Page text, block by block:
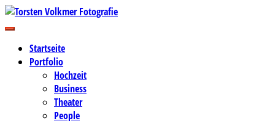
Zum
Inhalt
Torsten Volkmer Fotografie
Business-, Portrait- und Hochzeitsfotografie
Startseite
Portfolio
Hochzeit
Business
Theater
People